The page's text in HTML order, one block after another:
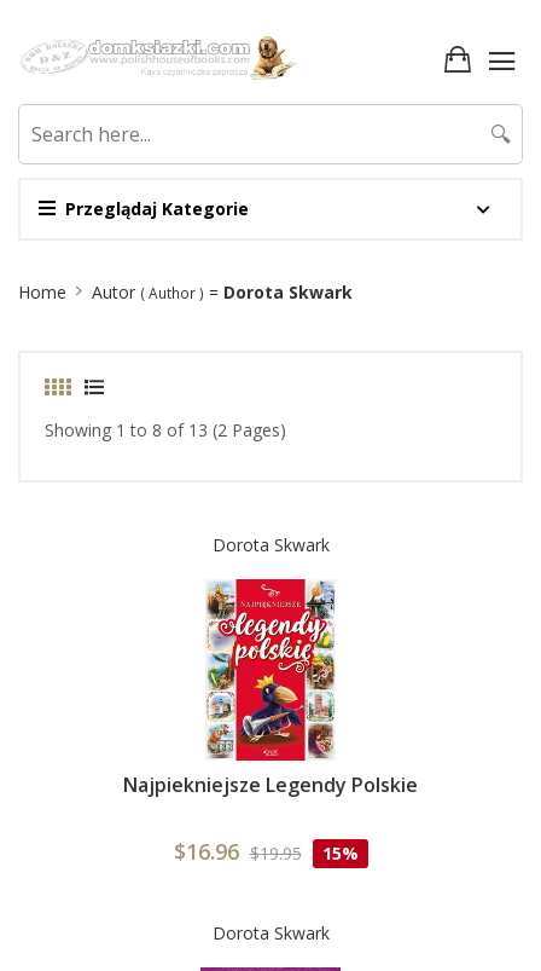
Przeglądaj Kategorie
🔍
Breadcrumb
Home Autor ( Author ) = Dorota Skwark
Showing 1 to 8 of 13 (2 Pages)
Dorota Skwark
Najpiekniejsze Legendy Polskie
$16.96 $19.95 15%
Dorota Skwark